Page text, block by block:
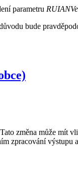
parametru
bude
změna může mít
zpracování výstupu